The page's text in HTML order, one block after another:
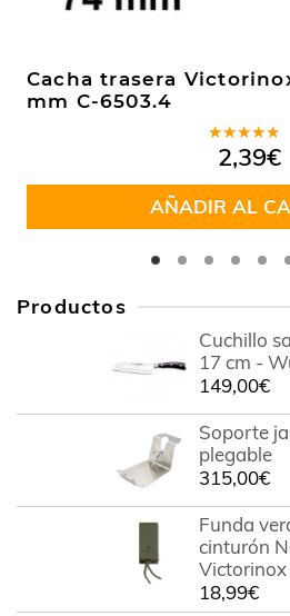
Cacha trasera
mm C-6503.4
Valorado
en5.00de
5
2,39€
AÑADIR AL
Productos
Cuchillo
17 cm -
149,00€
Soporte
plegable
315,00€
Funda
cinturón
18,99€